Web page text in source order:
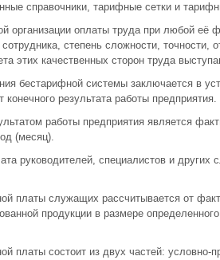
справочники, тарифные сетки и
организации оплаты труда при любой её
степень сложности, точности,
этих качественных сторон труда
бестарифной системы заключается в
результата работы предприятия.
работы предприятия является
(месяц).
руководителей, специалистов и
платы служащих рассчитывается от
продукции в размере
платы состоит из двух частей: